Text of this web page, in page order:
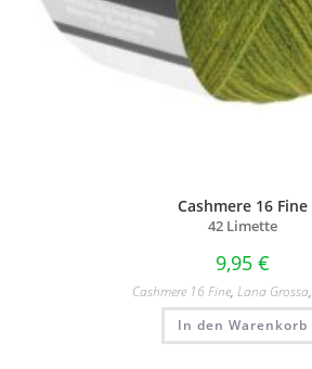
Cashmere 16 Fine
42 Limette
9,95 €
Cashmere 16 Fine, Lana Grossa,
In den Warenkorb